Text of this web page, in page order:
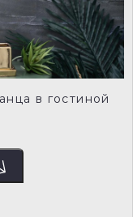
в гостиной